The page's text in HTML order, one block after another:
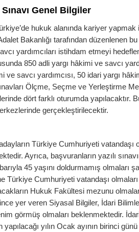
Genel Bilgiler
hukuk alanında kariyer yapmak
Bakanlığı tarafından düzenlenen bu
yardımcıları istihdam etmeyi
850 adli yargı hâkimi ve savcı
savcı yardımcısı, 50 idari yargı
Ölçme, Seçme ve Yerleştirme
dört farklı oturumda yapılacaktır.
gerçekleştirilecektir.
Türkiye Cumhuriyeti vatandaşı
Ayrıca, başvuranların yazılı
45 yaşını doldurmamış olmaları
Türkiye Cumhuriyeti vatandaşı olmaları
Hukuk Fakültesi mezunu
yer veren Siyasal Bilgiler, İdari
görmüş olmaları beklenmektedir.
yılın Ocak ayının birinci